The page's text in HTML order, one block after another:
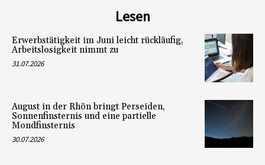
Lesen
Erwerbstätigkeit im Juni leicht rückläufig,
Arbeitslosigkeit nimmt zu
31.07.2026
August in der Rhön bringt Perseiden,
Sonnenfinsternis und eine partielle
Mondfinsternis
30.07.2026